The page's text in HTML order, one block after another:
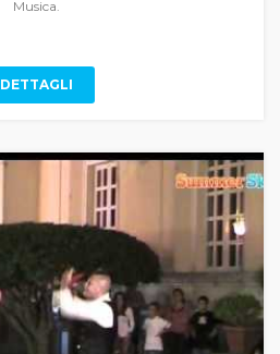
Musica.
DETTAGLI